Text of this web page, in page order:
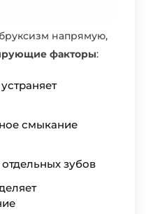
напрямую,
факторы:
смыкание
зубов